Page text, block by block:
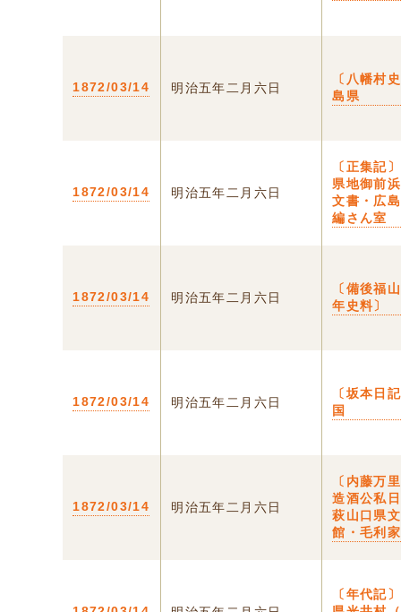
1872/03/14 明治五年二月六日
〔八幡村
島県
1872/03/14 明治五年二月六日
〔正集記
県地御前
文書・広
編さん室
1872/03/14 明治五年二月六日
〔備後福
年史料〕
1872/03/14 明治五年二月六日
〔坂本日
国
1872/03/14 明治五年二月六日
〔内藤万
造酒公私
萩山口県
館・毛利
〔年代記